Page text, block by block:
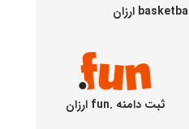
ثبت دامنه .fun ارزان